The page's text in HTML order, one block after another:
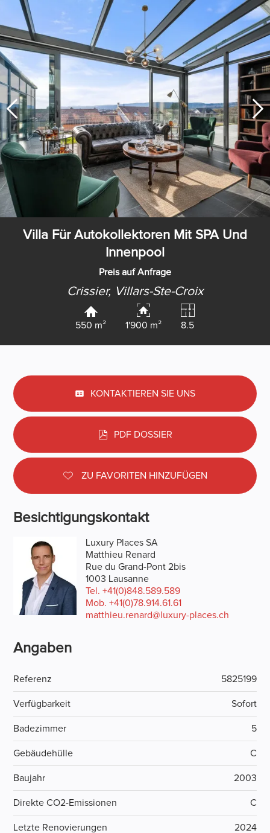
Villa Für Autokollektoren Mit SPA Und
Innenpool
Preis auf Anfrage
Crissier, Villars-Ste-Croix
550 m² 1'900 m² 8.5
KONTAKTIEREN SIE UNS
PDF DOSSIER
ZU FAVORITEN HINZUFÜGEN
Besichtigungskontakt
Luxury Places SA
Matthieu Renard
Rue du Grand-Pont 2bis
1003 Lausanne
Tel. +41(0)848.589.589
Mob. +41(0)78.914.61.61
matthieu.renard@luxury-places.ch
Angaben
Referenz 5825199
Verfügbarkeit Sofort
Badezimmer 5
Gebäudehülle C
Baujahr 2003
Direkte CO2-Emissionen C
Letzte Renovierungen 2024